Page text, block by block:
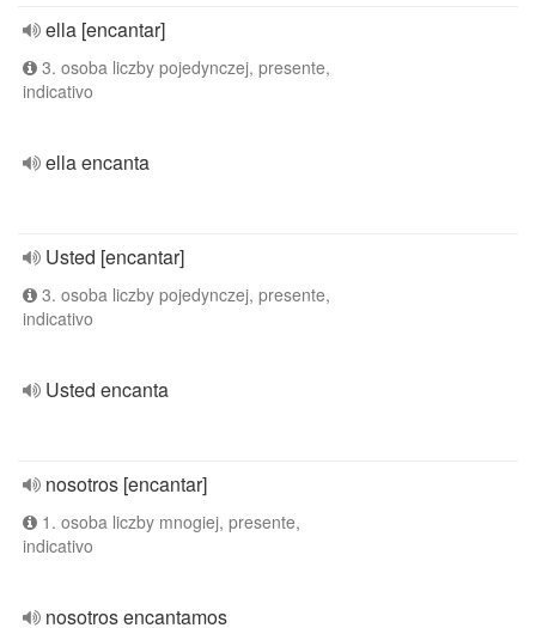
ella [encantar]
3. osoba liczby pojedynczej, presente,
indicativo
ella encanta
Usted [encantar]
3. osoba liczby pojedynczej, presente,
indicativo
Usted encanta
nosotros [encantar]
1. osoba liczby mnogiej, presente,
indicativo
nosotros encantamos